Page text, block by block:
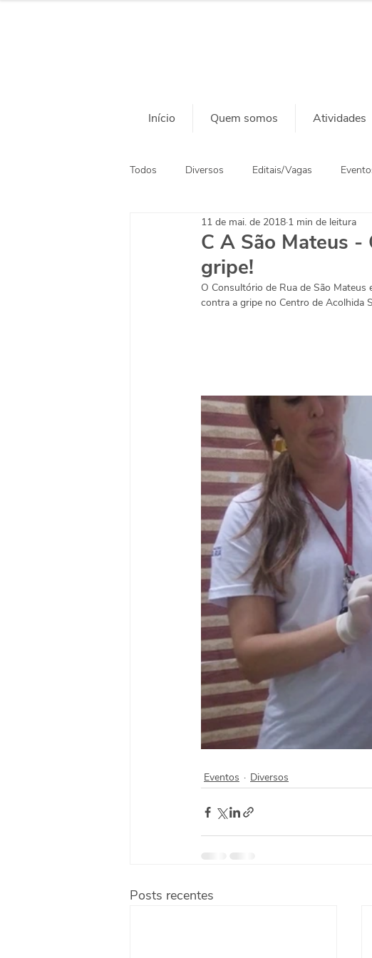
Início Quem somos Atividades
Todos Diversos Editais/Vagas
Ação Social Habitação
C A São Mateus -
gripe!
11 de mai. de 2018 1 min de leitura
O Consultório de Rua de São Mateus
contra a gripe no Centro de Acolhida
Eventos Diversos
Posts recentes